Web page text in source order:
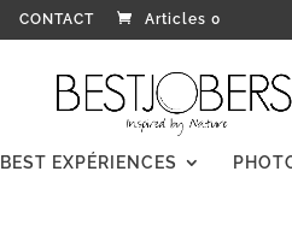
CONTACT Articles 0
BEST EXPÉRIENCES